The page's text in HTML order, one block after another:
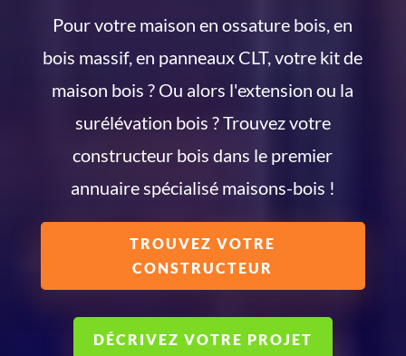
Pour votre maison en ossature bois, en
bois massif, en panneaux CLT, votre kit de
maison bois ? Ou alors l'extension ou la
surélévation bois ? Trouvez votre
constructeur bois dans le premier
annuaire spécialisé maisons-bois !
TROUVEZ VOTRE
CONSTRUCTEUR
DÉCRIVEZ VOTRE PROJET